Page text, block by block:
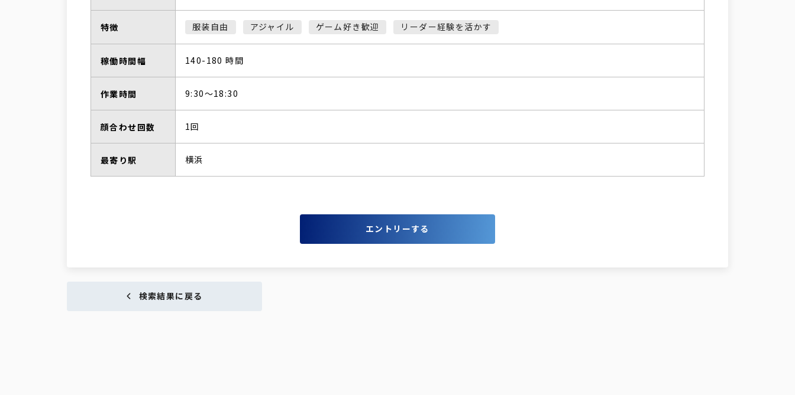
特徴 服装自由 アジャイル ゲーム好き歓迎 リーダー経験を活かす
稼働時間幅 140-180 時間
作業時間 9:30〜18:30
顔合わせ回数 1回
最寄り駅 横浜
エントリーする
検索結果に戻る